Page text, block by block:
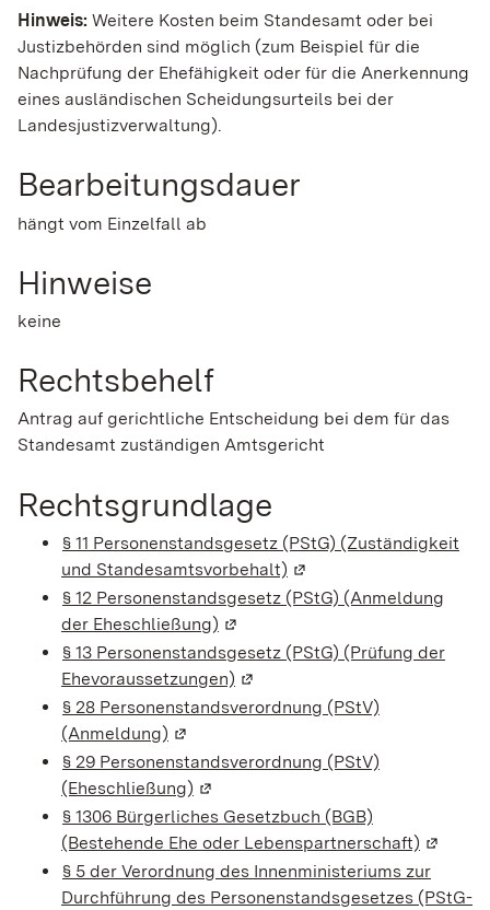
Hinweis: Weitere Kosten beim Standesamt oder bei
Justizbehörden sind möglich (zum Beispiel für die
Nachprüfung der Ehefähigkeit oder für die Anerkennung
eines ausländischen Scheidungsurteils bei der
Landesjustizverwaltung).
Bearbeitungsdauer
hängt vom Einzelfall ab
Hinweise
keine
Rechtsbehelf
Antrag auf gerichtliche Entscheidung bei dem für das
Standesamt zuständigen Amtsgericht
Rechtsgrundlage
§ 11 Personenstandsgesetz (PStG) (Zuständigkeit
und Standesamtsvorbehalt) (Wird in einem neuen
§ 12 Personenstandsgesetz (PStG) (Anmeldung
der Eheschließung) (Wird in einem neuen Fenster
§ 13 Personenstandsgesetz (PStG) (Prüfung der
Ehevoraussetzungen) (Wird in einem neuen Fenster
§ 28 Personenstandsverordnung (PStV)
(Anmeldung) (Wird in einem neuen Fenster geöffnet)
§ 29 Personenstandsverordnung (PStV)
(Eheschließung) (Wird in einem neuen Fenster
§ 1306 Bürgerliches Gesetzbuch (BGB)
(Bestehende Ehe oder Lebenspartnerschaft) (Wird
§ 5 der Verordnung des Innenministeriums zur
Durchführung des Personenstandsgesetzes (PStG-